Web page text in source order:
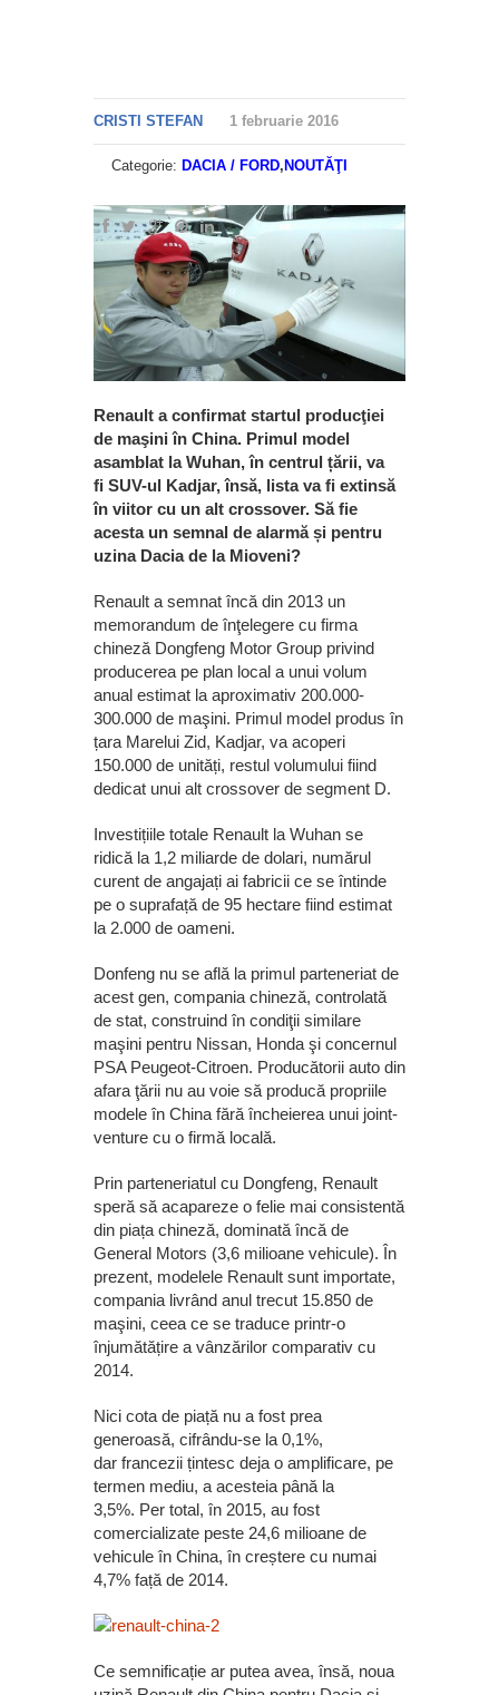
CRISTI STEFAN 1 februarie 2016
Categorie: DACIA / FORD, NOUTĂŢI
Renault a confirmat startul producţiei
de maşini în China. Primul model
asamblat la Wuhan, în centrul țării, va
fi SUV-ul Kadjar, însă, lista va fi extinsă
în viitor cu un alt crossover. Să fie
acesta un semnal de alarmă și pentru
uzina Dacia de la Mioveni?
Renault a semnat încă din 2013 un
memorandum de înţelegere cu firma
chineză Dongfeng Motor Group privind
producerea pe plan local a unui volum
anual estimat la aproximativ 200.000-
300.000 de maşini. Primul model produs în
țara Marelui Zid, Kadjar, va acoperi
150.000 de unități, restul volumului fiind
dedicat unui alt crossover de segment D.
Investițiile totale Renault la Wuhan se
ridică la 1,2 miliarde de dolari, numărul
curent de angajați ai fabricii ce se întinde
pe o suprafață de 95 hectare fiind estimat
la 2.000 de oameni.
Donfeng nu se află la primul parteneriat de
acest gen, compania chineză, controlată
de stat, construind în condiţii similare
maşini pentru Nissan, Honda şi concernul
PSA Peugeot-Citroen. Producătorii auto din
afara ţării nu au voie să producă propriile
modele în China fără încheierea unui joint-
venture cu o firmă locală.
Prin parteneriatul cu Dongfeng, Renault
speră să acapareze o felie mai consistentă
din piața chineză, dominată încă de
General Motors (3,6 milioane vehicule). În
prezent, modelele Renault sunt importate,
compania livrând anul trecut 15.850 de
maşini, ceea ce se traduce printr-o
înjumătățire a vânzărilor comparativ cu
2014.
Nici cota de piață nu a fost prea
generoasă, cifrându-se la 0,1%,
dar francezii țintesc deja o amplificare, pe
termen mediu, a acesteia până la
3,5%. Per total, în 2015, au fost
comercializate peste 24,6 milioane de
vehicule în China, în creștere cu numai
4,7% față de 2014.
Ce semnificație ar putea avea, însă, noua